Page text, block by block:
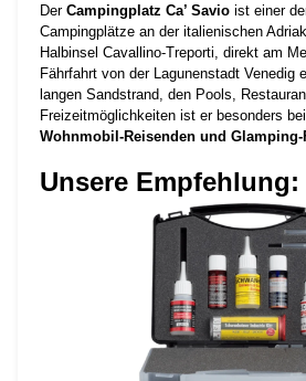
Der Campingplatz Ca’ Savio ist einer
Campingplätze an der italienischen
Halbinsel Cavallino-Treporti, direkt am
Fährfahrt von der Lagunenstadt Venedig
langen Sandstrand, den Pools,
Freizeitmöglichkeiten ist er besonders bei
Wohnmobil-Reisenden und Glamping-
Unsere Empfehlung: